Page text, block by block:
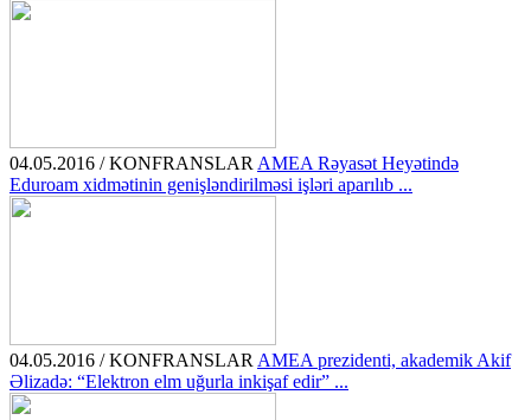
04.05.2016 / KONFRANSLAR AMEA Rəyasət Heyətində
Eduroam xidmətinin genişləndirilməsi işləri aparılıb ...
04.05.2016 / KONFRANSLAR AMEA prezidenti, akademik Akif
Əlizadə: “Elektron elm uğurla inkişaf edir” ...